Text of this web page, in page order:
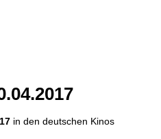
in den deutschen Kinos